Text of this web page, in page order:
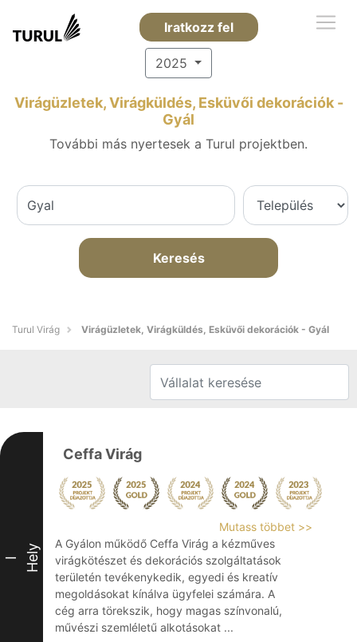
Iratkozz fel
2025
Virágüzletek, Virágküldés, Esküvői dekorációk -
Gyál
További más nyertesek a Turul projektben.
Keresés
Turul Virág Virágüzletek, Virágküldés, Esküvői dekorációk - Gyál
I Hely
Ceffa Virág
Mutass többet >>
A Gyálon működő Ceffa Virág a kézműves
virágkötészet és dekorációs szolgáltatások
területén tevékenykedik, egyedi és kreatív
megoldásokat kínálva ügyfelei számára. A
cég arra törekszik, hogy magas színvonalú,
művészi szemléletű alkotásokat ...